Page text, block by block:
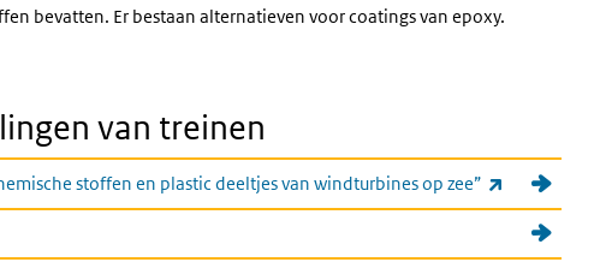
bevatten. Er bestaan alternatieven voor coatings van epoxy.
van treinen
stoffen en plastic deeltjes van windturbines op zee” (externe link)